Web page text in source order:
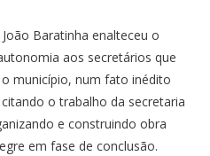
Baratinha enalteceu o
aos secretários que
município, num fato inédito
o trabalho da secretaria
e construindo obra
em fase de conclusão.